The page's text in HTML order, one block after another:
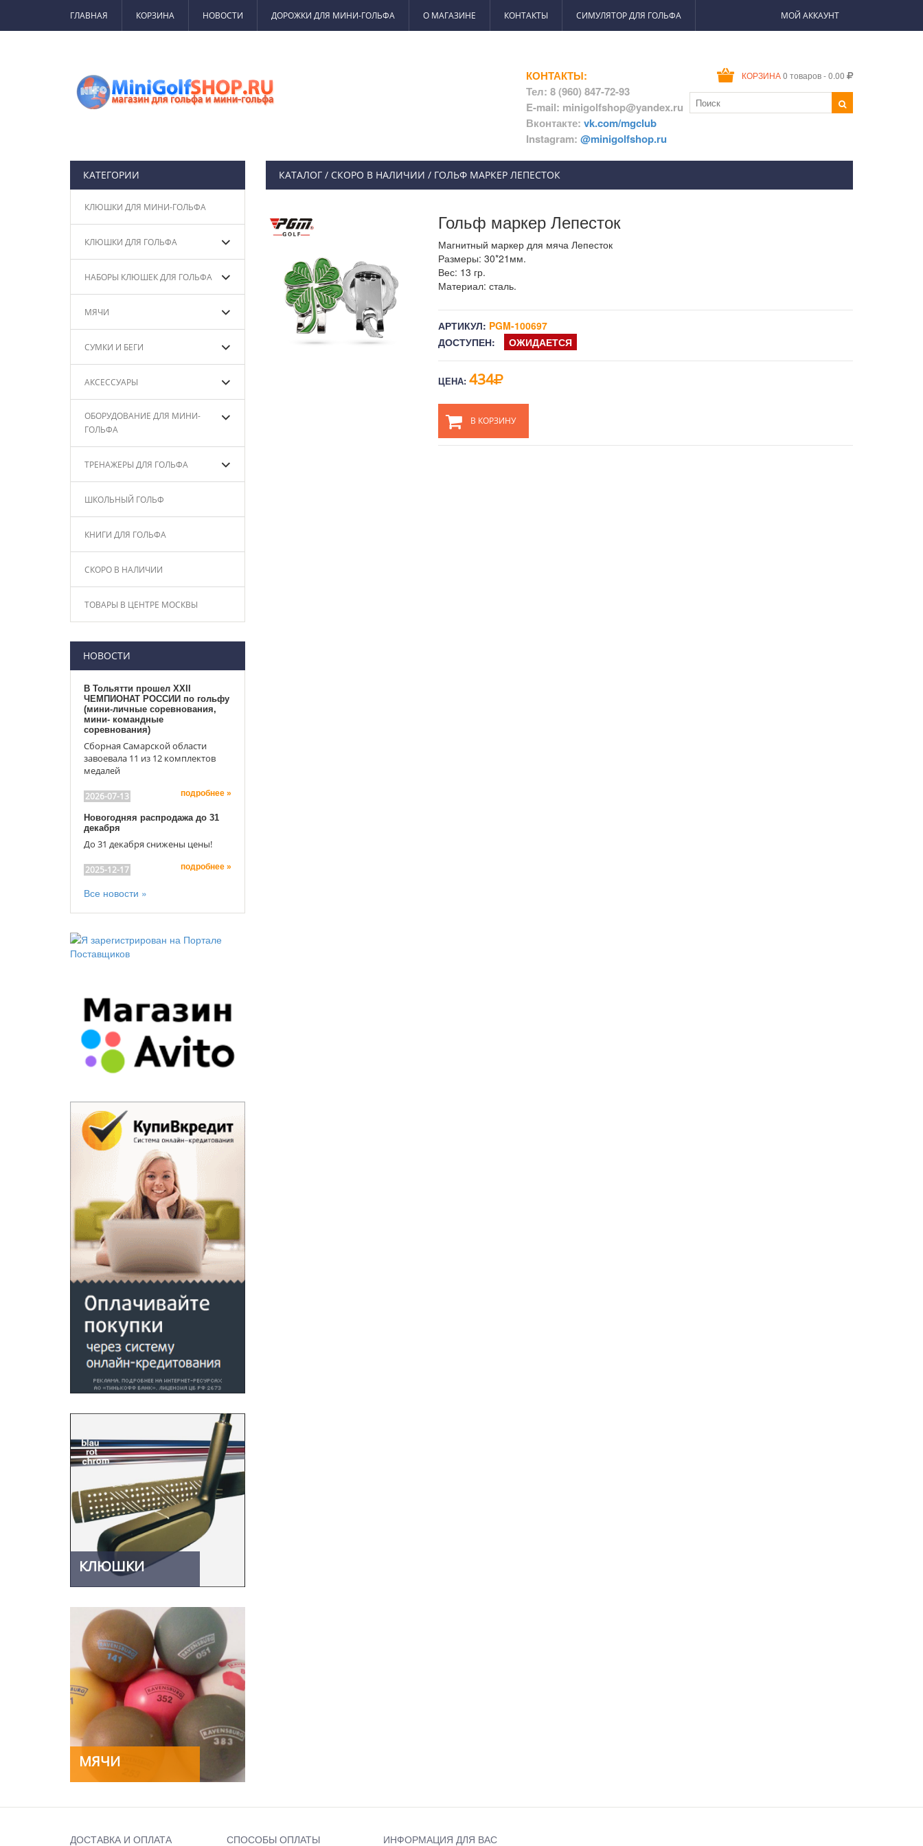
ГЛАВНАЯ КОРЗИНА НОВОСТИ ДОРОЖКИ ДЛЯ МИНИ-ГОЛЬФА О МАГАЗИНЕ КОНТАКТЫ СИМУЛЯТОР ДЛЯ ГОЛЬФА МОЙ АККАУНТ
КОРЗИНА 0 товаров - 0.00
КОНТАКТЫ:
Тел: 8 (960) 847-72-93
E-mail: minigolfshop@yandex.ru
Вконтакте: vk.com/mgclub
Instagram: @minigolfshop.ru
КАТЕГОРИИ
КЛЮШКИ ДЛЯ МИНИ-ГОЛЬФА
КЛЮШКИ ДЛЯ ГОЛЬФА
НАБОРЫ КЛЮШЕК ДЛЯ ГОЛЬФА
МЯЧИ
СУМКИ И БЕГИ
АКСЕССУАРЫ
ОБОРУДОВАНИЕ ДЛЯ МИНИ-
ГОЛЬФА
ТРЕНАЖЕРЫ ДЛЯ ГОЛЬФА
ШКОЛЬНЫЙ ГОЛЬФ
КНИГИ ДЛЯ ГОЛЬФА
СКОРО В НАЛИЧИИ
ТОВАРЫ В ЦЕНТРЕ МОСКВЫ
НОВОСТИ
В Тольятти прошел XXII
ЧЕМПИОНАТ РОССИИ по гольфу
(мини-личные соревнования,
мини- командные
соревнования)
Сборная Самарской области
завоевала 11 из 12 комплектов
медалей
2026-07-13 подробнее »
Новогодняя распродажа до 31
декабря
До 31 декабря снижены цены!
2025-12-17 подробнее »
Все новости »
КЛЮШКИ
МЯЧИ
КАТАЛОГ / СКОРО В НАЛИЧИИ / ГОЛЬФ МАРКЕР ЛЕПЕСТОК
Гольф маркер Лепесток
Магнитный маркер для мяча Лепесток
Размеры: 30*21мм.
Вес: 13 гр.
Материал: сталь.
АРТИКУЛ: PGM-100697
ДОСТУПЕН:
ОЖИДАЕТСЯ
ЦЕНА: 434
В КОРЗИНУ
ДОСТАВКА И ОПЛАТА СПОСОБЫ ОПЛАТЫ ИНФОРМАЦИЯ ДЛЯ ВАС